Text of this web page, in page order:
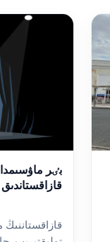
قازاقستاننىڭ